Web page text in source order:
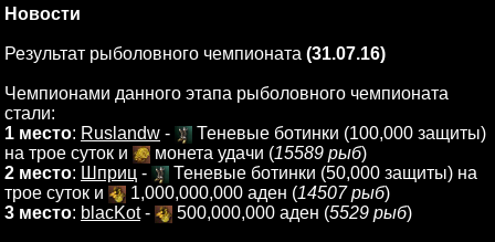
Новости
Результат рыболовного чемпионата (31.07.16)
Чемпионами данного этапа рыболовного чемпионата
стали:
1 место: Ruslandw -
Теневые ботинки (100,000 защиты)
на трое суток и
монета удачи (15589 рыб)
2 место: Шприц -
Теневые ботинки (50,000 защиты) на
трое суток и
1,000,000,000 аден (14507 рыб)
3 место: blacKot- 500,000,000 аден (5529 рыб)